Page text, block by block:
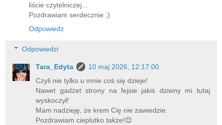
liście czytelniczej...
Pozdrawiam serdecznie ;)
Odpowiedz
Odpowiedzi
Tara_Edyta
10 maj 2026, 12:17:00
Czyli nie tylko u mnie coś się dzieje!
Nawet gadżet strony na fejsie jakiś dziwny mi tutaj
wyskoczył!
Mam nadzieję, że krem Cię nie zawiedzie.
Pozdrawiam cieplutko także!😊